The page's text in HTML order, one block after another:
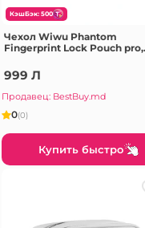
КэшБэк: 500
Чехол Wiwu Phantom
Fingerprint Lock Pouch pro,
999 Л
Продавец: BestBuy.md
0(0)
Купить быстро